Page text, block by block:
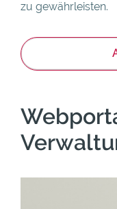
zu gewährleisten.